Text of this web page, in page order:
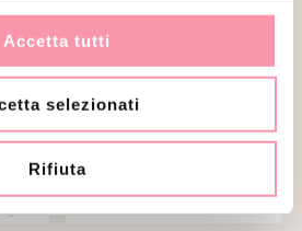
Accetta tutti
selezionati
Rifiuta
VENDUTO